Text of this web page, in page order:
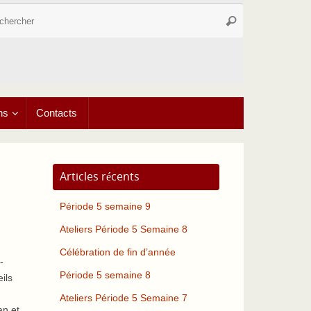
Rechercher
Contacts
Articles récents
Période 5 semaine 9
Ateliers Période 5 Semaine 8
Célébration de fin d’année
Période 5 semaine 8
Ateliers Période 5 Semaine 7